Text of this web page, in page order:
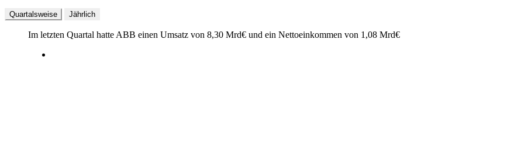
Quartalsweise Jährlich
Im letzten Quartal hatte ABB einen Umsatz von 8,30 Mrd€ und ein Nettoeinkommen von 1,08 Mrd€